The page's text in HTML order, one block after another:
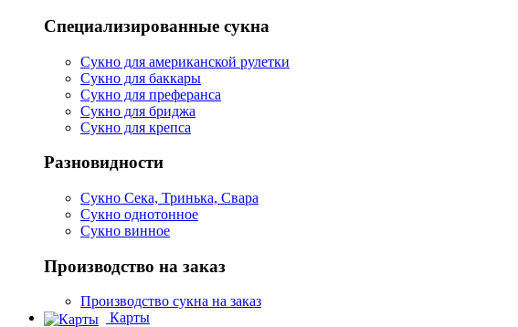
Специализированные сукна
Сукно для американской рулетки
Сукно для баккары
Сукно для преферанса
Сукно для бриджа
Сукно для крепса
Разновидности
Сукно Сека, Тринька, Свара
Сукно однотонное
Сукно винное
Производство на заказ
Производство сукна на заказ
Карты